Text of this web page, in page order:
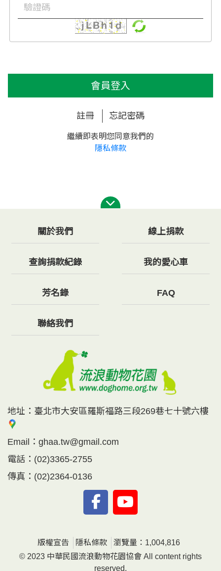
會員登入
註冊 忘記密碼
繼續即表明您同意我們的
隱私條款
關於我們 線上捐款
查詢捐款紀錄 我的愛心車
芳名錄 FAQ
聯絡我們
地址： 臺北市大安區羅斯福路三段269巷七十號六樓
Email： ghaa.tw@gmail.com
電話： (02)3365-2755
傳真： (02)2364-0136
版權宣告 隱私條款
瀏覽量：1,004,816
© 2023 中華民國流浪動物花園協會 All content rights
reserved.